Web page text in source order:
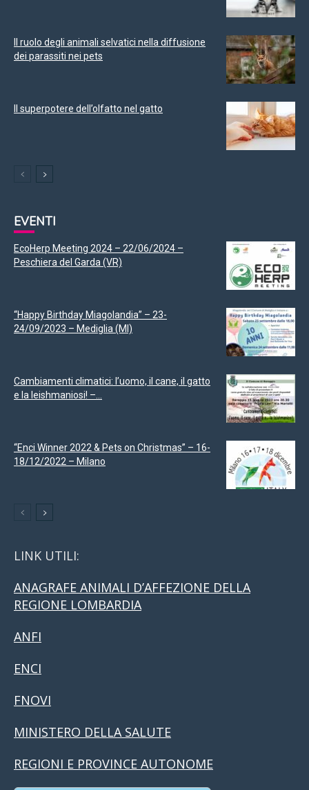
Il ruolo degli animali selvatici nella diffusione
dei parassiti nei pets
Il superpotere dell’olfatto nel gatto
EVENTI
EcoHerp Meeting 2024 – 22/06/2024 –
Peschiera del Garda (VR)
“Happy Birthday Miagolandia” – 23-
24/09/2023 – Mediglia (MI)
Cambiamenti climatici: l’uomo, il cane, il gatto
e la leishmaniosi! –...
“Enci Winner 2022 & Pets on Christmas” – 16-
18/12/2022 – Milano
LINK UTILI:
ANAGRAFE ANIMALI D’AFFEZIONE DELLA
REGIONE LOMBARDIA
ANFI
ENCI
FNOVI
MINISTERO DELLA SALUTE
REGIONI E PROVINCE AUTONOME